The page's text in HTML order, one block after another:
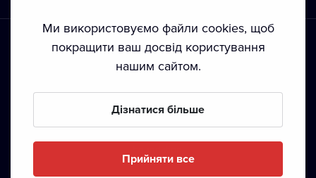
Положення й умови • Конфіденційність • Автoрські права
Ми використовуємо файли cookies, щоб
покращити ваш досвід користування
нашим сайтом.
Дізнатися більше
Прийняти все